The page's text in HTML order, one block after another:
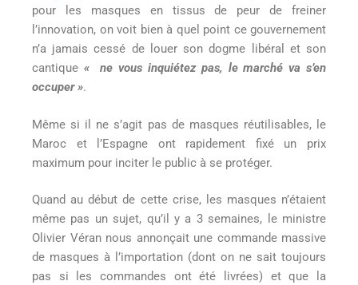
pour les masques en tissus de peur de freiner
l’innovation, on voit bien à quel point ce gouvernement
n’a jamais cessé de louer son dogme libéral et son
cantique « ne vous inquiétez pas, le marché va s’en
occuper ».
Même si il ne s’agit pas de masques réutilisables, le
Maroc et l’Espagne ont rapidement fixé un prix
maximum pour inciter le public à se protéger.
Quand au début de cette crise, les masques n’étaient
même pas un sujet, qu’il y a 3 semaines, le ministre
Olivier Véran nous annonçait une commande massive
de masques à l’importation (dont on ne sait toujours
pas si les commandes ont été livrées) et que la